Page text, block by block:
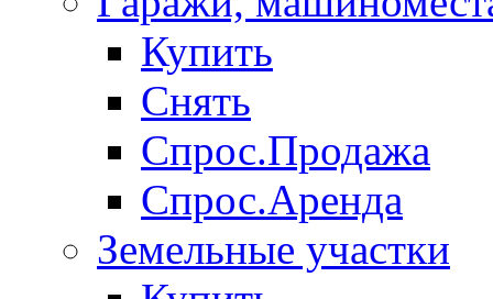
Купить
Снять
Спрос.Продажа
Спрос.Аренда
Земельные участки